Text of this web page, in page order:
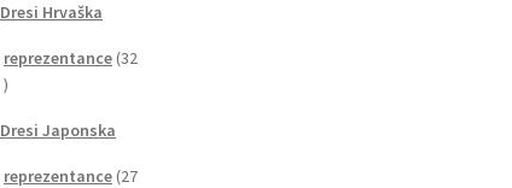
Dresi Hrvaška
reprezentance 32
32
Dresi Japonska
reprezentance 27